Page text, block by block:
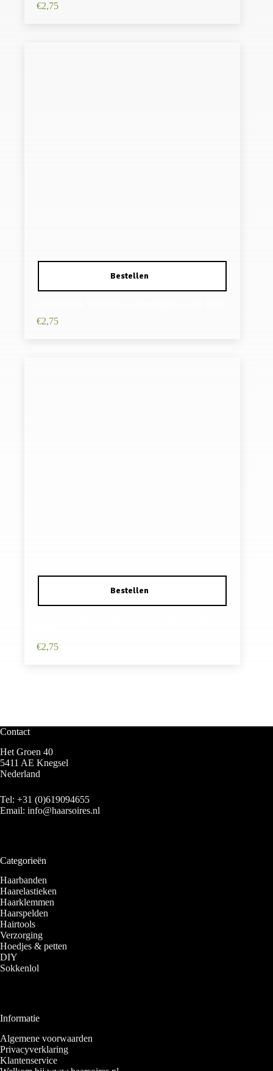
€2,75
€2,75
€2,75
Contact
Het Groen 40
5411 AE Knegsel
Nederland
Tel: +31 (0)619094655
Email: info@haarsoires.nl
Categorieën
Haarbanden
Haarelastieken
Haarklemmen
Haarspelden
Hairtools
Verzorging
Hoedjes & petten
DIY
Sokkenlol
Informatie
Algemene voorwaarden
Privacyverklaring
Klantenservice